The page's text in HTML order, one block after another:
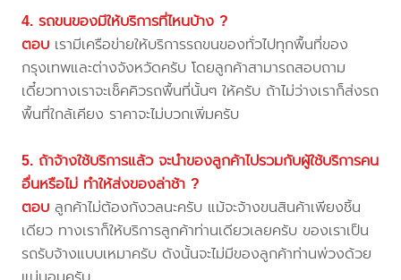
4. รถขนของมีให้บริการที่ไหนบ้าง ?
ตอบ เรามีเครือข่ายให้บริการรถขนของทั่วไปทุกพื้นที่ของ
กรุงเทพและต่างจังหวัดครับ โดยลูกค้าสามารถสอบถาม
เดี๋ยวทางเราจะเช็คคิวรถพื้นที่นั้นๆ ให้ครับ ถ้าไม่ว่างเราก็ส่งรถ
พื้นที่ใกล้เคียง ราคาจะไม่บวกเพิ่มครับ
5. ถ้าจ้างใช้บริการแล้ว จะนำของลูกค้าไปรวมกับผู้ใช้บริการคน
อื่นหรือไม่ ทำให้ส่งของล่าช้า ?
ตอบ ลูกค้าไม่ต้องกังวลนะครับ แม้จะจ้างขนสินค้าเพียงชิ้น
เดียว ทางเราก็ให้บริการลูกค้าท่านเดียวเลยครับ ของเราเป็น
รถรับจ้างแบบเหมาครับ ดังนั้นจะไม่มีของลูกค้าท่านพ่วงด้วย